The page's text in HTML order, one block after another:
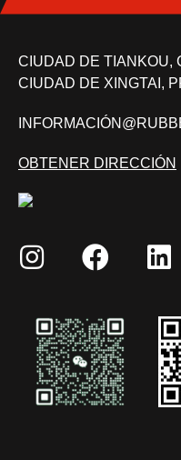
CIUDAD DE TIANKOU,
CIUDAD DE XINGTAI,
OBTENER DIRECCIÓN